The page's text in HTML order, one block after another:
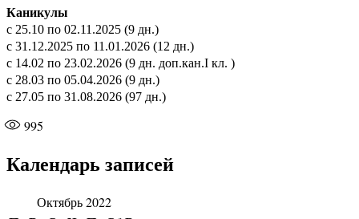
Каникулы
с 25.10 по 02.11.2025 (9 дн.)
с 31.12.2025 по 11.01.2026 (12 дн.)
с 14.02 по 23.02.2026 (9 дн. доп.кан.I кл. )
с 28.03 по 05.04.2026 (9 дн.)
с 27.05 по 31.08.2026 (97 дн.)
995
Календарь записей
Октябрь 2022